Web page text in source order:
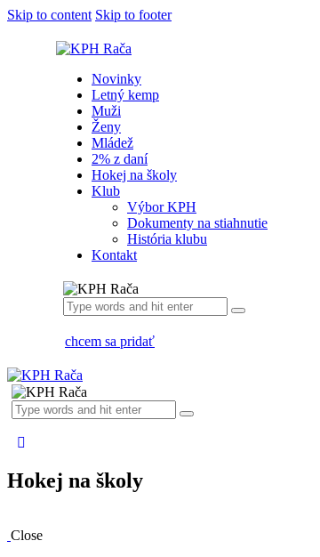
Skip to content Skip to footer
Novinky
Letný kemp
Muži
Ženy
Mládež
2% z daní
Hokej na školy
Klub
Výbor KPH
Dokumenty na stiahnutie
História klubu
Kontakt
chcem sa pridať
Hokej na školy
Close